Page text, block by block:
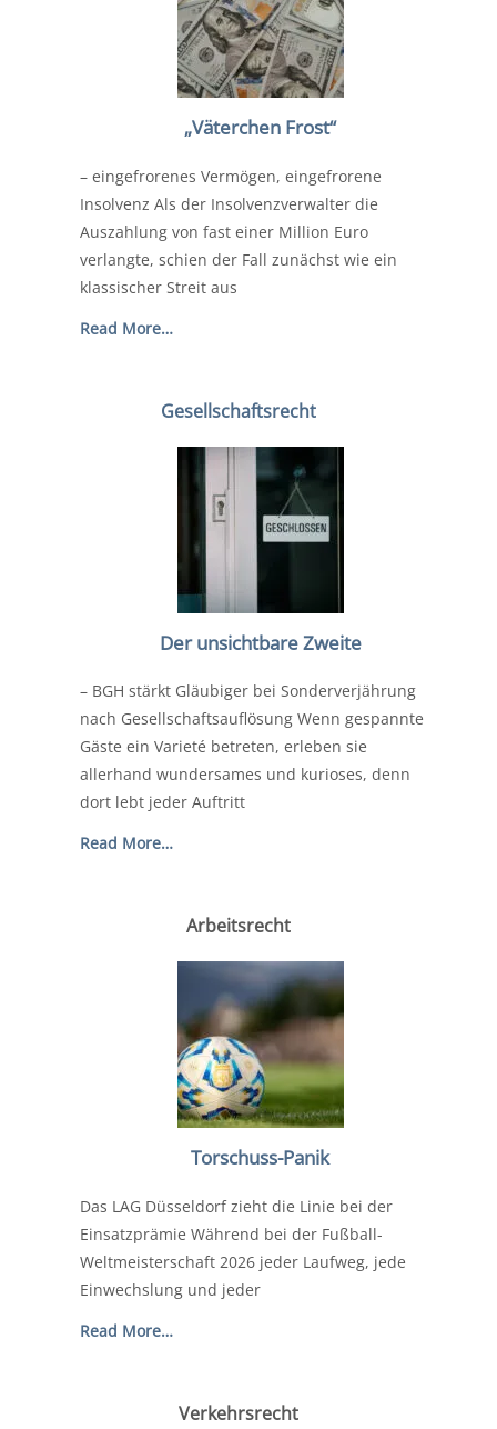
„Väterchen Frost“
– eingefrorenes Vermögen, eingefrorene
Insolvenz Als der Insolvenzverwalter die
Auszahlung von fast einer Million Euro
verlangte, schien der Fall zunächst wie ein
klassischer Streit aus
Read More…
Gesellschaftsrecht
Der unsichtbare Zweite
– BGH stärkt Gläubiger bei Sonderverjährung
nach Gesellschaftsauflösung Wenn gespannte
Gäste ein Varieté betreten, erleben sie
allerhand wundersames und kurioses, denn
dort lebt jeder Auftritt
Read More…
Arbeitsrecht
Torschuss-Panik
Das LAG Düsseldorf zieht die Linie bei der
Einsatzprämie Während bei der Fußball-
Weltmeisterschaft 2026 jeder Laufweg, jede
Einwechslung und jeder
Read More…
Verkehrsrecht